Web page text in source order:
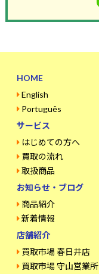
HOME
English
Português
サービス
はじめての方へ
買取の流れ
取扱商品
お知らせ・ブログ
商品紹介
新着情報
店舗紹介
買取市場 春日井店
買取市場 守山営業所